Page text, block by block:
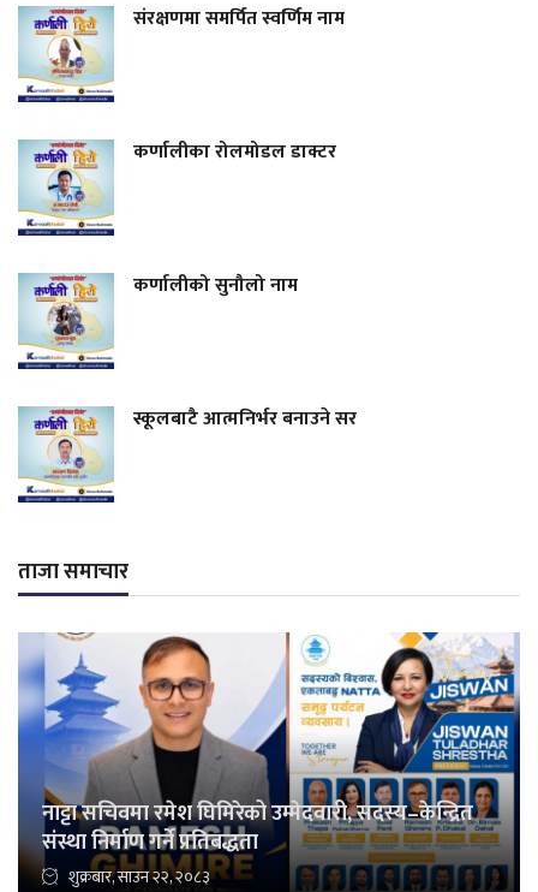
संरक्षणमा समर्पित स्वर्णिम नाम
कर्णालीका रोलमोडल डाक्टर
कर्णालीको सुनौलो नाम
स्कूलबाटै आत्मनिर्भर बनाउने सर
ताजा समाचार
नाट्टा सचिवमा रमेश घिमिरेको उम्मेदवारी, सदस्य–केन्द्रित
संस्था निर्माण गर्ने प्रतिबद्धता
शुक्रबार, साउन २२, २०८३